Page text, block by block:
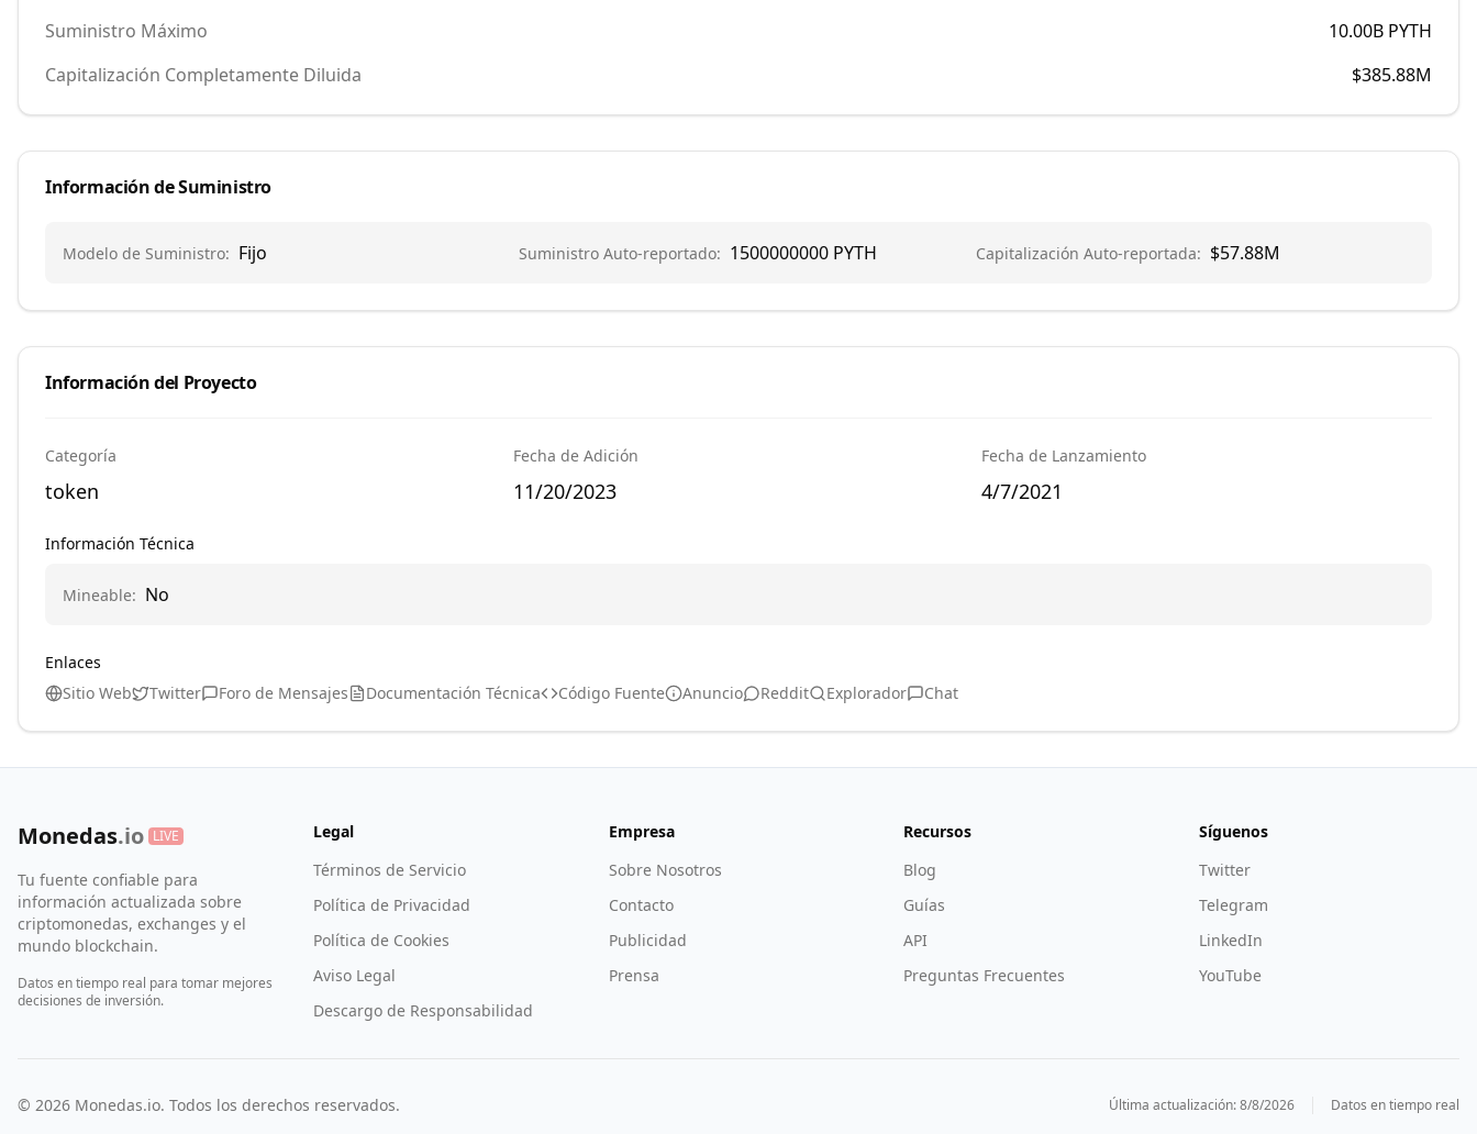
Suministro Máximo
10.00B PYTH
Capitalización Completamente Diluida
$385.88M
Información de Suministro
Modelo de Suministro: Fijo Suministro Auto-reportado: 1500000000 PYTH Capitalización Auto-reportada: $57.88M
Información del Proyecto
Categoría
token
Fecha de Adición
11/20/2023
Fecha de Lanzamiento
4/7/2021
Información Técnica
Mineable: No
Enlaces
Sitio Web
Twitter Foro de Mensajes Documentación Técnica Código Fuente Anuncio Reddit Explorador Chat
Monedas.io LIVE
Tu fuente confiable para
información actualizada sobre
criptomonedas, exchanges y el
mundo blockchain.
Datos en tiempo real para tomar mejores
decisiones de inversión.
Legal
Términos de Servicio
Política de Privacidad
Política de Cookies
Aviso Legal
Descargo de Responsabilidad
Empresa
Sobre Nosotros
Contacto
Publicidad
Prensa
Recursos
Blog
Guías
API
Preguntas Frecuentes
Síguenos
Twitter
Telegram
LinkedIn
YouTube
© 2026 Monedas.io. Todos los derechos reservados. Última actualización:8/8/2026 Datos en tiempo real